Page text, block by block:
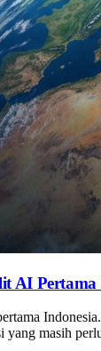
AI Pertama
yang masih